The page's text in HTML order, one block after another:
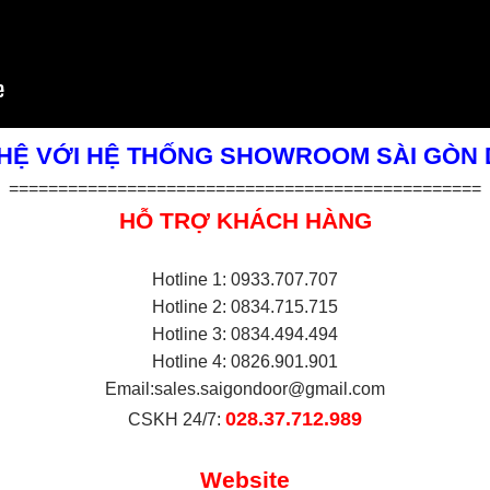
VỚI HỆ THỐNG SHOWROOM SÀI GÒN
================================================
HỖ TRỢ KHÁCH HÀNG
Hotline 1: 0933.707.707
Hotline 2: 0834.715.715
Hotline 3: 0834.494.494
Hotline 4: 0826.901.901
Email:sales.saigondoor@gmail.com
CSKH 24/7: 028.37.712.989
Website